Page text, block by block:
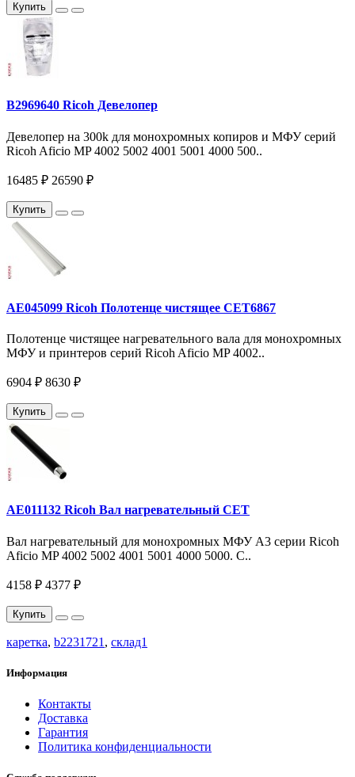
Купить
B2969640 Ricoh Девелопер
Девелопер на 300k для монохромных копиров и МФУ серий
Ricoh Aficio MP 4002 5002 4001 5001 4000 500..
16485 ₽ 26590 ₽
Купить
AE045099 Ricoh Полотенце чистящее CET6867
Полотенце чистящее нагревательного вала для монохромных
МФУ и принтеров серий Ricoh Aficio MP 4002..
6904 ₽ 8630 ₽
Купить
AE011132 Ricoh Вал нагревательный CET
Вал нагревательный для монохромных МФУ A3 серии Ricoh
Aficio MP 4002 5002 4001 5001 4000 5000. C..
4158 ₽ 4377 ₽
Купить
каретка, b2231721 , склад1
Информация
Контакты
Доставка
Гарантия
Политика конфиденциальности